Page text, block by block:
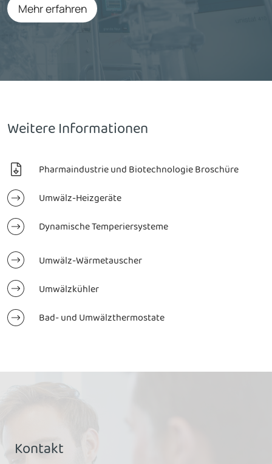
Mehr erfahren
Weitere Informationen
Pharmaindustrie und Biotechnologie Broschüre
Umwälz-Heizgeräte
Dynamische Temperiersysteme
Umwälz-Wärmetauscher
Umwälzkühler
Bad- und Umwälzthermostate
Kontakt